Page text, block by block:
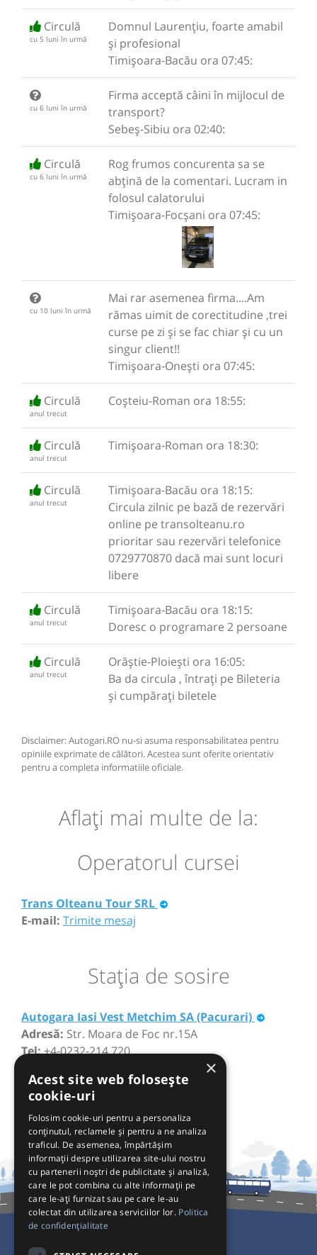
Circulă
cu 5 luni în urmă
Domnul Laurențiu, foarte amabil
și profesional
Timișoara-Bacău ora 07:45:
cu 6 luni în urmă
Firma acceptă câini în mijlocul de
transport?
Sebeș-Sibiu ora 02:40:
Circulă
cu 6 luni în urmă
Rog frumos concurenta sa se
abțină de la comentari. Lucram in
folosul calatorului
Timișoara-Focșani ora 07:45:
cu 10 luni în urmă
Mai rar asemenea firma....Am
rămas uimit de corectitudine ,trei
curse pe zi și se fac chiar și cu un
singur client!!
Timișoara-Onești ora 07:45:
Circulă
anul trecut
Coșteiu-Roman ora 18:55:
Circulă
anul trecut
Timișoara-Roman ora 18:30:
Circulă
anul trecut
Timișoara-Bacău ora 18:15:
Circula zilnic pe bază de rezervări
online pe transolteanu.ro
prioritar sau rezervări telefonice
0729770870 dacă mai sunt locuri
libere
Circulă
anul trecut
Timișoara-Bacău ora 18:15:
Doresc o programare 2 persoane
Circulă
anul trecut
Orăștie-Ploiești ora 16:05:
Ba da circula , întrați pe Bileteria
și cumpărați biletele
Disclaimer: Autogari.RO nu-si asuma responsabilitatea pentru
opiniile exprimate de călători. Acestea sunt oferite orientativ
pentru a completa informatiile oficiale.
Aflaţi mai multe de la:
Operatorul cursei
Trans Olteanu Tour SRL
E-mail: Trimite mesaj
Staţia de sosire
Autogara Iasi Vest Metchim SA (Pacurari)
Adresă: Str. Moara de Foc nr.15A
Tel:+4-0232-214.720
×
Acest site web folosește
cookie-uri
Folosim cookie-uri pentru a personaliza
conținutul, reclamele și pentru a ne analiza
traficul. De asemenea, împărtășim
informații despre utilizarea site-ului nostru
cu partenerii noștri de publicitate și analiză,
care le pot combina cu alte informații pe
care le-ați furnizat sau pe care le-au
colectat din utilizarea serviciilor lor. Politica
de confidențialitate